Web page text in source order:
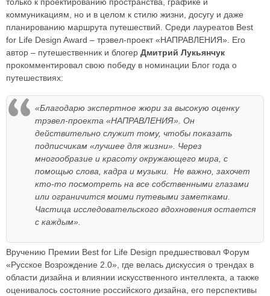
коммуникациям, но и в целом к стилю жизни, досугу и даже
планированию маршрута путешествий. Среди лауреатов Best
for Life Design Award – трэвел-проект «НАПРАВЛЕНИЯ». Его
автор – путешественник и блогер Дмитрий Лукьянчук
прокомментировал свою победу в номинации Блог года о
путешествиях:
«Благодарю экспертное жюри за высокую оценку
трэвел-проекта «НАПРАВЛЕНИЯ». Он
действительно служит тому, чтобы показать
подписчикам «лучшее для жизни». Через
многообразие и красоту окружающего мира, с
помощью слова, кадра и музыки. Не важно, захочет
кто-то посмотреть на все собственными глазами
или ограничится моими путевыми заметками.
Частица исследовательского вдохновения остается
с каждым».
Вручению Премии Best for Life Design предшествовал Форум
«Русское Возрождение 2.0», где велась дискуссия о трендах в
области дизайна и влиянии искусственного интеллекта, а также
оценивалось состояние российского дизайна, его перспективы